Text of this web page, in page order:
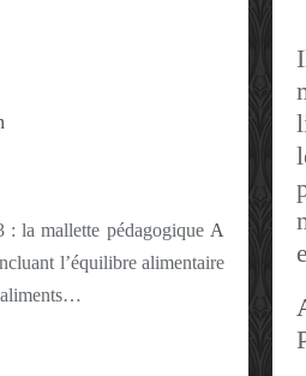
: la mallette pédagogique A
l’équilibre alimentaire